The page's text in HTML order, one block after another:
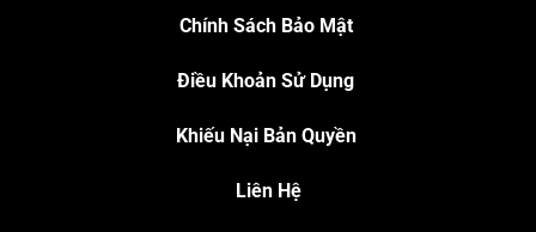
Chính Sách Bảo Mật
Điều Khoản Sử Dụng
Khiếu Nại Bản Quyền
Liên Hệ